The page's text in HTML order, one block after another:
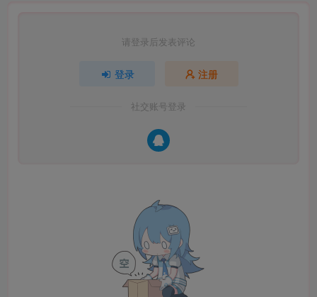
请登录后发表评论
登录 注册
社交账号登录